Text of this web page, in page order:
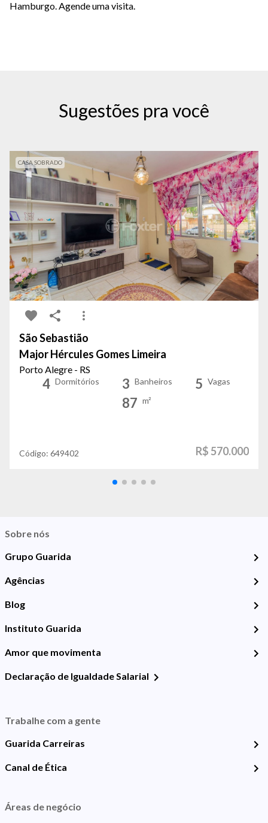
Hamburgo. Agende uma visita.
Sugestões pra você
CASA SOBRADO
São Sebastião
Major Hércules Gomes Limeira
Porto Alegre - RS
4 Dormitórios 3 Banheiros 5 Vagas
87 m²
Código: 649402 R$ 570.000
Sobre nós
Grupo Guarida
Agências
Blog
Instituto Guarida
Amor que movimenta
Declaração de Igualdade Salarial
Trabalhe com a gente
Guarida Carreiras
Canal de Ética
Áreas de negócio